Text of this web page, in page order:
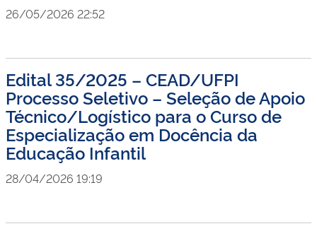
26/05/2026 22:52
Edital 35/2025 – CEAD/UFPI
Processo Seletivo – Seleção de Apoio
Técnico/Logístico para o Curso de
Especialização em Docência da
Educação Infantil
28/04/2026 19:19